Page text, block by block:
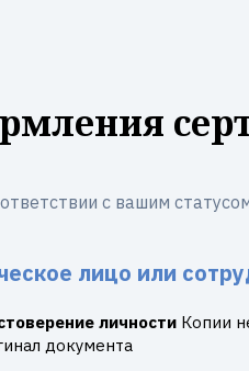
с вашим
лицо или
личности Копии
документа